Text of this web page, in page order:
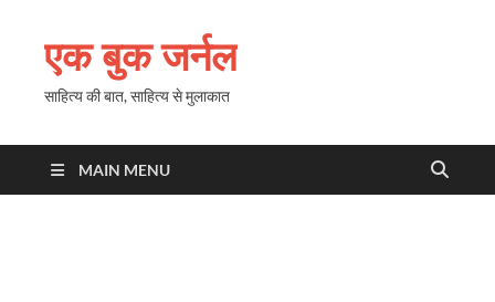
एक बुक जर्नल
साहित्य की बात, साहित्य से मुलाकात
MAIN MENU